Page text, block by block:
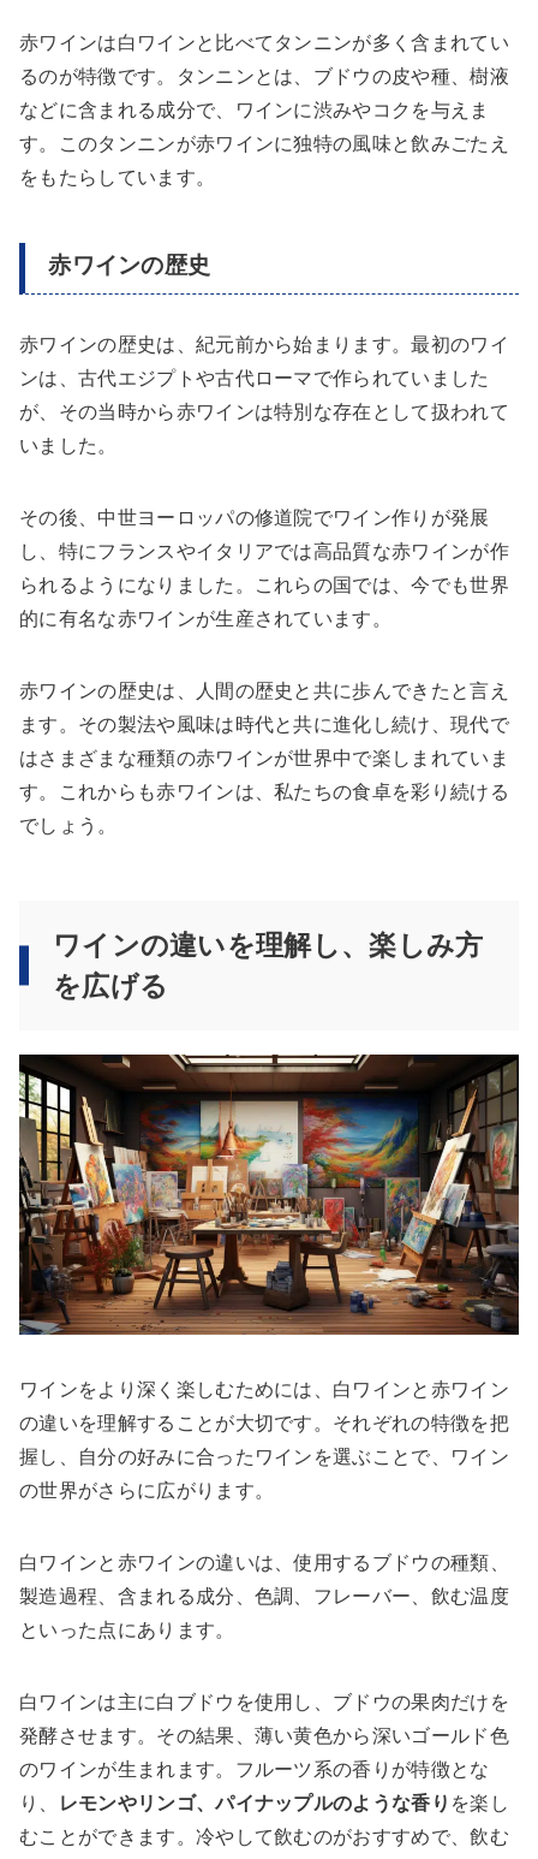
赤ワインは白ワインと比べてタンニンが多く含まれてい
るのが特徴です。タンニンとは、ブドウの皮や種、樹液
などに含まれる成分で、ワインに渋みやコクを与えま
す。このタンニンが赤ワインに独特の風味と飲みごたえ
をもたらしています。
赤ワインの歴史
赤ワインの歴史は、紀元前から始まります。最初のワイ
ンは、古代エジプトや古代ローマで作られていました
が、その当時から赤ワインは特別な存在として扱われて
いました。
その後、中世ヨーロッパの修道院でワイン作りが発展
し、特にフランスやイタリアでは高品質な赤ワインが作
られるようになりました。これらの国では、今でも世界
的に有名な赤ワインが生産されています。
赤ワインの歴史は、人間の歴史と共に歩んできたと言え
ます。その製法や風味は時代と共に進化し続け、現代で
はさまざまな種類の赤ワインが世界中で楽しまれていま
す。これからも赤ワインは、私たちの食卓を彩り続ける
でしょう。
ワインの違いを理解し、楽しみ方
を広げる
ワインをより深く楽しむためには、白ワインと赤ワイン
の違いを理解することが大切です。それぞれの特徴を把
握し、自分の好みに合ったワインを選ぶことで、ワイン
の世界がさらに広がります。
白ワインと赤ワインの違いは、使用するブドウの種類、
製造過程、含まれる成分、色調、フレーバー、飲む温度
といった点にあります。
白ワインは主に白ブドウを使用し、ブドウの果肉だけを
発酵させます。その結果、薄い黄色から深いゴールド色
のワインが生まれます。フルーツ系の香りが特徴とな
り、
レモンやリンゴ、パイナップルのような香り を楽し
むことができます。冷やして飲むのがおすすめで、飲む